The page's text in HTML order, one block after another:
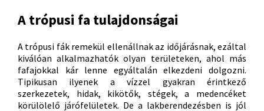
A trópusi fa tulajdonságai
A trópusi fák remekül ellenállnak az időjárásnak, ezáltal
kiválóan alkalmazhatók olyan területeken, ahol más
fafajokkal kár lenne egyáltalán elkezdeni dolgozni.
Tipikusan ilyenek a vízzel gyakran érintkező
szerkezetek, hidak, kikötők, stégek, a medencéket
körülölelő járófelületek. De a lakberendezésben is jól